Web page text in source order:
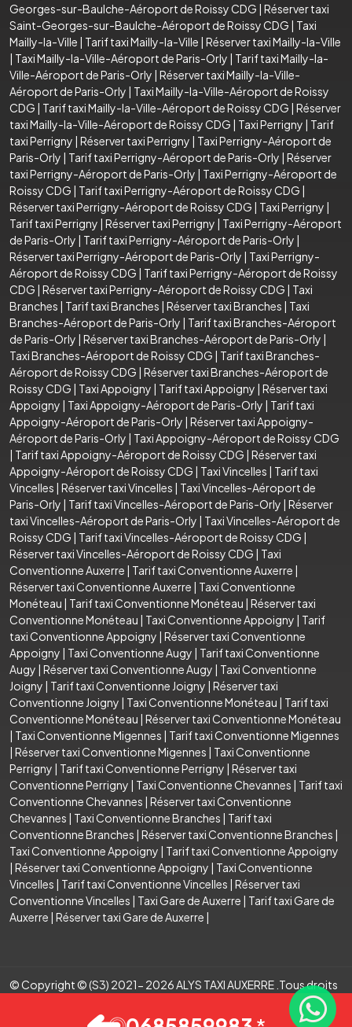
Georges-sur-Baulche-Aéroport de Roissy CDG | Réserver taxi
Saint-Georges-sur-Baulche-Aéroport de Roissy CDG | Taxi
Mailly-la-Ville | Tarif taxi Mailly-la-Ville | Réserver taxi Mailly-la-Ville
| Taxi Mailly-la-Ville-Aéroport de Paris-Orly | Tarif taxi Mailly-la-
Ville-Aéroport de Paris-Orly | Réserver taxi Mailly-la-Ville-
Aéroport de Paris-Orly | Taxi Mailly-la-Ville-Aéroport de Roissy
CDG | Tarif taxi Mailly-la-Ville-Aéroport de Roissy CDG | Réserver
taxi Mailly-la-Ville-Aéroport de Roissy CDG | Taxi Perrigny | Tarif
taxi Perrigny | Réserver taxi Perrigny | Taxi Perrigny-Aéroport de
Paris-Orly | Tarif taxi Perrigny-Aéroport de Paris-Orly | Réserver
taxi Perrigny-Aéroport de Paris-Orly | Taxi Perrigny-Aéroport de
Roissy CDG | Tarif taxi Perrigny-Aéroport de Roissy CDG |
Réserver taxi Perrigny-Aéroport de Roissy CDG | Taxi Perrigny |
Tarif taxi Perrigny | Réserver taxi Perrigny | Taxi Perrigny-Aéroport
de Paris-Orly | Tarif taxi Perrigny-Aéroport de Paris-Orly |
Réserver taxi Perrigny-Aéroport de Paris-Orly | Taxi Perrigny-
Aéroport de Roissy CDG | Tarif taxi Perrigny-Aéroport de Roissy
CDG | Réserver taxi Perrigny-Aéroport de Roissy CDG | Taxi
Branches | Tarif taxi Branches | Réserver taxi Branches | Taxi
Branches-Aéroport de Paris-Orly | Tarif taxi Branches-Aéroport
de Paris-Orly | Réserver taxi Branches-Aéroport de Paris-Orly |
Taxi Branches-Aéroport de Roissy CDG | Tarif taxi Branches-
Aéroport de Roissy CDG | Réserver taxi Branches-Aéroport de
Roissy CDG | Taxi Appoigny | Tarif taxi Appoigny | Réserver taxi
Appoigny | Taxi Appoigny-Aéroport de Paris-Orly | Tarif taxi
Appoigny-Aéroport de Paris-Orly | Réserver taxi Appoigny-
Aéroport de Paris-Orly | Taxi Appoigny-Aéroport de Roissy CDG
| Tarif taxi Appoigny-Aéroport de Roissy CDG | Réserver taxi
Appoigny-Aéroport de Roissy CDG | Taxi Vincelles | Tarif taxi
Vincelles | Réserver taxi Vincelles | Taxi Vincelles-Aéroport de
Paris-Orly | Tarif taxi Vincelles-Aéroport de Paris-Orly | Réserver
taxi Vincelles-Aéroport de Paris-Orly | Taxi Vincelles-Aéroport de
Roissy CDG | Tarif taxi Vincelles-Aéroport de Roissy CDG |
Réserver taxi Vincelles-Aéroport de Roissy CDG | Taxi
Conventionne Auxerre | Tarif taxi Conventionne Auxerre |
Réserver taxi Conventionne Auxerre | Taxi Conventionne
Monéteau | Tarif taxi Conventionne Monéteau | Réserver taxi
Conventionne Monéteau | Taxi Conventionne Appoigny | Tarif
taxi Conventionne Appoigny | Réserver taxi Conventionne
Appoigny | Taxi Conventionne Augy | Tarif taxi Conventionne
Augy | Réserver taxi Conventionne Augy | Taxi Conventionne
Joigny | Tarif taxi Conventionne Joigny | Réserver taxi
Conventionne Joigny | Taxi Conventionne Monéteau | Tarif taxi
Conventionne Monéteau | Réserver taxi Conventionne Monéteau
| Taxi Conventionne Migennes | Tarif taxi Conventionne Migennes
| Réserver taxi Conventionne Migennes | Taxi Conventionne
Perrigny | Tarif taxi Conventionne Perrigny | Réserver taxi
Conventionne Perrigny | Taxi Conventionne Chevannes | Tarif taxi
Conventionne Chevannes | Réserver taxi Conventionne
Chevannes | Taxi Conventionne Branches | Tarif taxi
Conventionne Branches | Réserver taxi Conventionne Branches |
Taxi Conventionne Appoigny | Tarif taxi Conventionne Appoigny
| Réserver taxi Conventionne Appoigny | Taxi Conventionne
Vincelles | Tarif taxi Conventionne Vincelles | Réserver taxi
Conventionne Vincelles | Taxi Gare de Auxerre | Tarif taxi Gare de
Auxerre | Réserver taxi Gare de Auxerre |
© Copyright © (S3) 2021- 2026 ALYS TAXI AUXERRE .Tous droits